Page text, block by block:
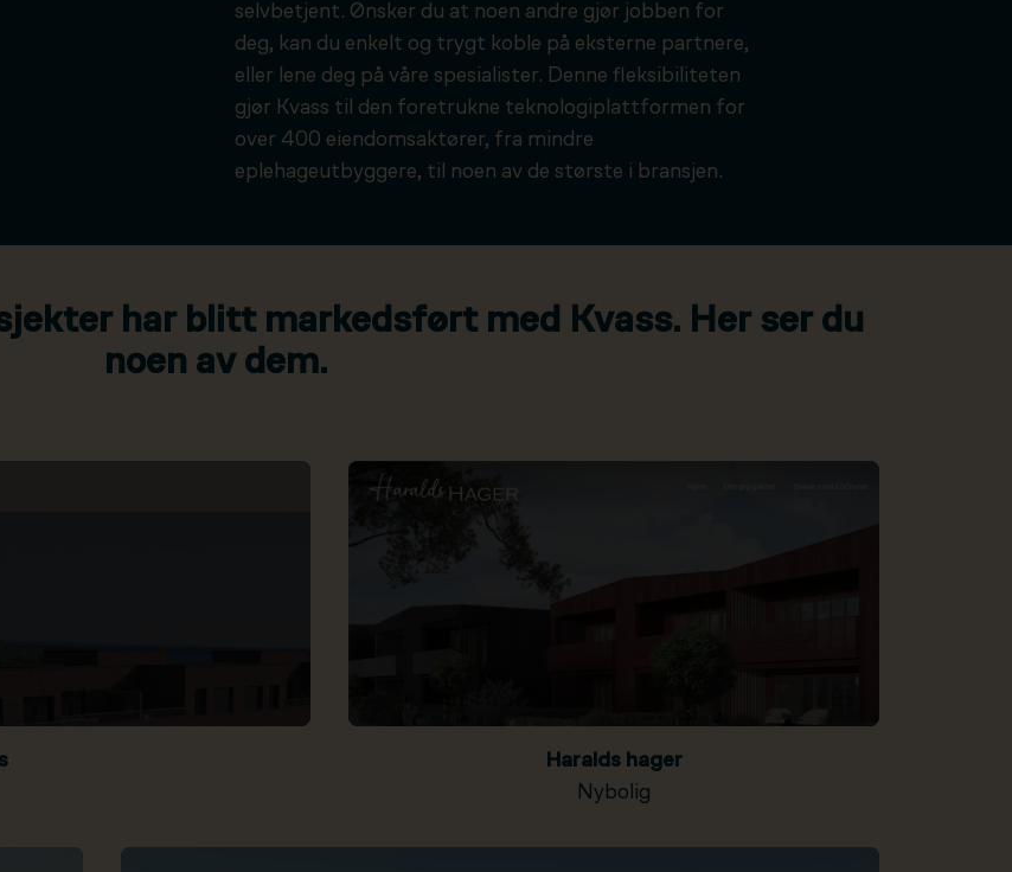
selvbetjent. Ønsker du at noen andre gjør jobben for
deg, kan du enkelt og trygt koble på eksterne partnere,
eller lene deg på våre spesialister. Denne fleksibiliteten
gjør Kvass til den foretrukne teknologiplattformen for
over 400 eiendomsaktører, fra mindre
eplehageutbyggere, til noen av de største i bransjen.
har blitt markedsført med Kvass. Her ser du
noen av dem.
Haralds hager
Nybolig